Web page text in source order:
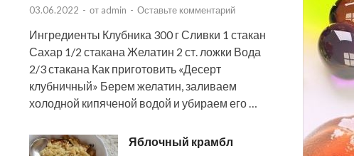
03.06.2022 - от admin - Оставьте комментарий
Ингредиенты Клубника 300 г Сливки 1 стакан
Сахар 1/2 стакана Желатин 2 ст. ложки Вода
2/3 стакана Как приготовить «Десерт
клубничный» Берем желатин, заливаем
холодной кипяченой водой и убираем его …
Яблочный крамбл